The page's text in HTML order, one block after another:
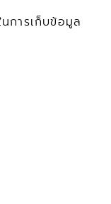
การเก็บข้อมูล